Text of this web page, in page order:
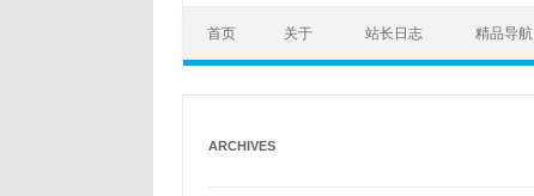
首页 关于 站长日志 精品导航
ARCHIVES